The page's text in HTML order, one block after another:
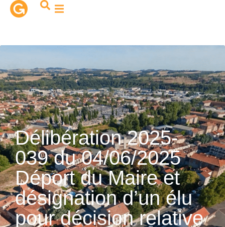
principal
Délibération 2025-
039 du 04/06/2025
Déport du Maire et
désignation d’un élu
pour décision relative